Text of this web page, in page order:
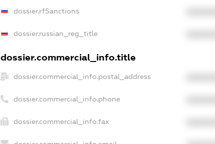
dossier.rfSanctions
dossier.russian_reg_title
dossier.commercial_info.title
dossier.commercial_info.postal_address
dossier.commercial_info.phone
dossier.commercial_info.fax